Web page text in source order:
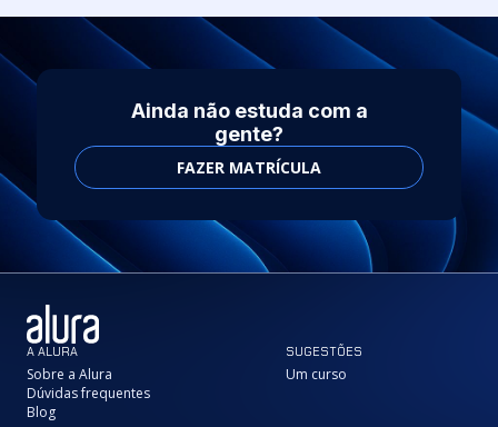
Ainda não estuda com a
gente?
FAZER MATRÍCULA
A ALURA
Sobre a Alura
Dúvidas frequentes
Blog
SUGESTÕES
Um curso